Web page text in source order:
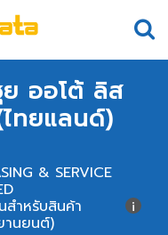
ออโต้ ลิส
ทยแลนด์)
& SERVICE
ำหรับสินค้า
านยนต์)